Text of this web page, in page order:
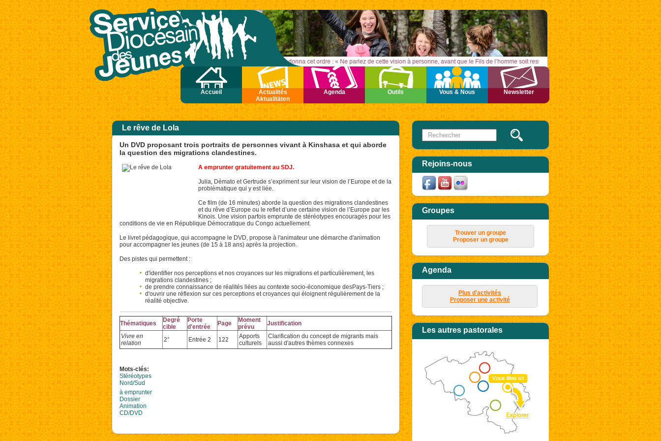
ils ne virent plus personne, sinon lui, Jésus, seul. En descendant de la montagne, Jésus leur donna cet ordre : « Ne parlez de cette vision à personne, avant que le Fils de l’homme soit ressuscité d’entre les morts. » – Acclamons
Accueil
Actualités
Aktualitäten
Agenda Outils Vous & Nous Newsletter
Le rêve de Lola
Un DVD proposant trois portraits de personnes vivant à Kinshasa et qui aborde
la question des migrations clandestines.
A emprunter gratuitement au SDJ.
Julia, Démato et Gertrude s’expriment sur leur vision de l’Europe et de la
problématique qui y est liée.
Ce film (de 16 minutes) aborde la question des migrations clandestines
et du rêve d’Europe ou le reflet d’une certaine vision de l’Europe par les
Kinois. Une vision parfois emprunte de stéréotypes encouragés pour les
conditions de vie en République Démocratique du Congo actuellement.
Le livret pédagogique, qui accompagne le DVD, propose à l'animateur une démarche d'animation
pour accompagner les jeunes (de 15 à 18 ans) après la projection.
Des pistes qui permettent :
d'identifier nos perceptions et nos croyances sur les migrations et particulièrement, les
migrations clandestines ;
de prendre connaissance de réalités liées au contexte socio-économique desPays-Tiers ;
d'ouvrir une réflexion sur ces perceptions et croyances qui éloignent régulièrement de la
réalité objective.
Thématiques
Degré
cible
Porte
d'entrée
Page
Moment
prévu
Justification
Vivre en
relation
2° Entrée 2 122
Apports
culturels
Clarification du concept de migrants mais
aussi d'autres thèmes connexes
Mots-clés:
Stéréotypes
Nord/Sud
à emprunter
Dossier
Animation
CD/DVD
Formulaire de recherche
Rejoins-nous
Groupes
Trouver un groupe
Proposer un groupe
Agenda
Plus d'activités
Proposer une activité
Les autres pastorales